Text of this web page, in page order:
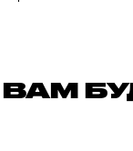
ВАМ